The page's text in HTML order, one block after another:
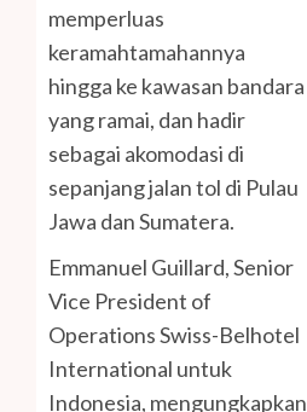
memperluas
keramahtamahannya
hingga ke kawasan bandara
yang ramai, dan hadir
sebagai akomodasi di
sepanjang jalan tol di Pulau
Jawa dan Sumatera.
Emmanuel Guillard, Senior
Vice President of
Operations Swiss-Belhotel
International untuk
Indonesia, mengungkapkan